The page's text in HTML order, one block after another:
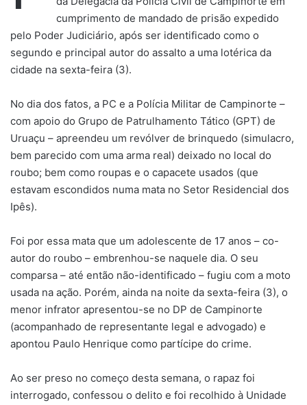
cumprimento de mandado de prisão expedido
pelo Poder Judiciário, após ser identificado como o
segundo e principal autor do assalto a uma lotérica da
cidade na sexta-feira (3).
No dia dos fatos, a PC e a Polícia Militar de Campinorte –
com apoio do Grupo de Patrulhamento Tático (GPT) de
Uruaçu – apreendeu um revólver de brinquedo (simulacro,
bem parecido com uma arma real) deixado no local do
roubo; bem como roupas e o capacete usados (que
estavam escondidos numa mata no Setor Residencial dos
Ipês).
Foi por essa mata que um adolescente de 17 anos – co-
autor do roubo – embrenhou-se naquele dia. O seu
comparsa – até então não-identificado – fugiu com a moto
usada na ação. Porém, ainda na noite da sexta-feira (3), o
menor infrator apresentou-se no DP de Campinorte
(acompanhado de representante legal e advogado) e
apontou Paulo Henrique como partícipe do crime.
Ao ser preso no começo desta semana, o rapaz foi
interrogado, confessou o delito e foi recolhido à Unidade